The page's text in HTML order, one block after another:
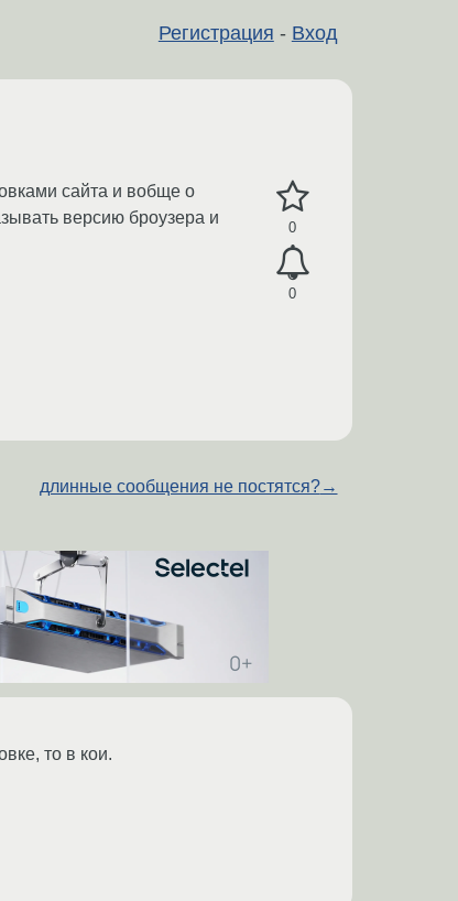
Регистрация - Вход
0
0
сайта и вобще о
версию броузера и
длинные сообщения не постятся?→
то в кои.